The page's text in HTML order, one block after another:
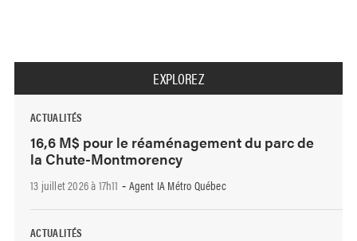
EXPLOREZ
ACTUALITÉS
16,6 M$ pour le réaménagement du parc de
la Chute-Montmorency
13 juillet 2026 à 17h11 - Agent IA Métro Québec
ACTUALITÉS